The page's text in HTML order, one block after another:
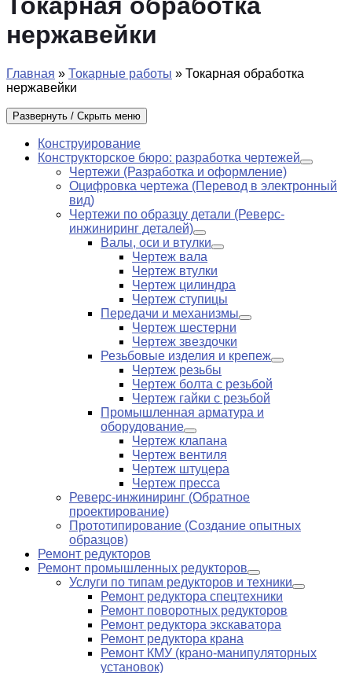
Токарная обработка
нержавейки
Главная » Токарные работы » Токарная обработка
нержавейки
Развернуть / Скрыть меню
Конструирование
Конструкторское бюро: разработка чертежей
Чертежи (Разработка и оформление)
Оцифровка чертежа (Перевод в электронный
вид)
Чертежи по образцу детали (Реверс-
инжиниринг деталей)
Валы, оси и втулки
Чертеж вала
Чертеж втулки
Чертеж цилиндра
Чертеж ступицы
Передачи и механизмы
Чертеж шестерни
Чертеж звездочки
Резьбовые изделия и крепеж
Чертеж резьбы
Чертеж болта с резьбой
Чертеж гайки с резьбой
Промышленная арматура и
оборудование
Чертеж клапана
Чертеж вентиля
Чертеж штуцера
Чертеж пресса
Реверс-инжиниринг (Обратное
проектирование)
Прототипирование (Создание опытных
образцов)
Ремонт редукторов
Ремонт промышленных редукторов
Услуги по типам редукторов и техники
Ремонт редуктора спецтехники
Ремонт поворотных редукторов
Ремонт редуктора экскаватора
Ремонт редуктора крана
Ремонт КМУ (крано-манипуляторных
установок)